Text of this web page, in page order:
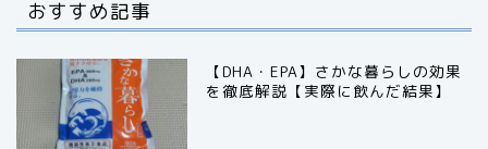
おすすめ記事
【DHA・EPA】さかな暮らしの効果
を徹底解説【実際に飲んだ結果】